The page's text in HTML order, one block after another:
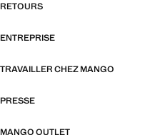
RETOURS
ENTREPRISE
TRAVAILLER CHEZ MANGO
PRESSE
MANGO OUTLET